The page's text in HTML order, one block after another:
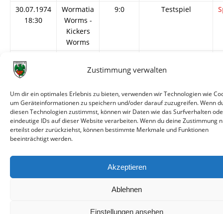
Zustimmung verwalten
Um dir ein optimales Erlebnis zu bieten, verwenden wir Technologien wie
um Geräteinformationen zu speichern und/oder darauf zuzugreifen. Wenn
diesen Technologien zustimmst, können wir Daten wie das Surfverhalten
eindeutige IDs auf dieser Website verarbeiten. Wenn du deine Zustimmung
erteilst oder zurückziehst, können bestimmte Merkmale und Funktionen
beeinträchtigt werden.
Akzeptieren
Ablehnen
Einstellungen ansehen
30.07.1974
18:30
Wormatia
Worms -
Kickers
Worms
9:0 Testspiel
Worms -
Worms